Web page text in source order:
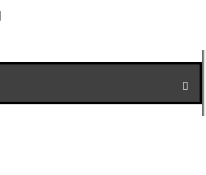
